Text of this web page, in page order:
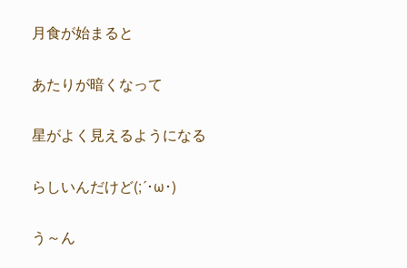
月食が始まると
あたりが暗くなって
星がよく見えるようになる
らしいんだけど(;´･ω･)
う～ん